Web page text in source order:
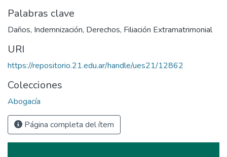
Palabras clave
Daños, Indemnización, Derechos, Filiación Extramatrimonial
URI
https://repositorio.21.edu.ar/handle/ues21/12862
Colecciones
Abogacía
Página completa del ítem